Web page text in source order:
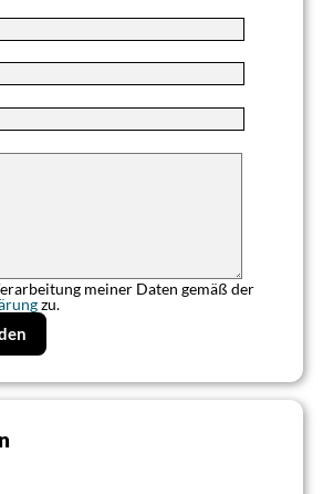
meiner Daten gemäß der
zu.